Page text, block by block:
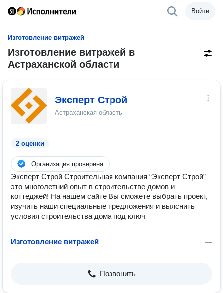
Войти
Изготовление витражей
Изготовление витражей в
Астраханской области
Эксперт Строй
Астраханская область
2 оценки
Организация проверена
Эксперт Строй Строительная компания “Эксперт Строй” –
это многолетний опыт в строительстве домов и
коттеджей! На нашем сайте Вы сможете выбрать проект,
изучить наши специальные предложения и выяснить
условия строительства дома под ключ
Изготовление витражей —
Позвонить